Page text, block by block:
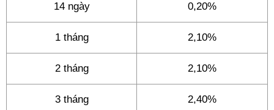
14 ngày 0,20%
1 tháng 2,10%
2 tháng 2,10%
3 tháng 2,40%